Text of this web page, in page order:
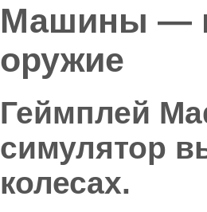
Машины —
оружие
Геймплей
симулятор
колесах.